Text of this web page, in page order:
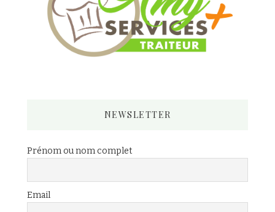
NEWSLETTER
Prénom ou nom complet
Email